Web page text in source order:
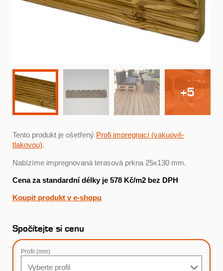
+5
Tento produkt je ošetřený Profi impregnací (vakuově-
tlakovou).
Nabízíme impregnovaná terasová prkna 25x130 mm.
Cena za standardní délky je 578 Kč/m2 bez DPH
Koupit produkt v e-shopu
Spočítejte si cenu
Profil (mm)
Vyberte profil